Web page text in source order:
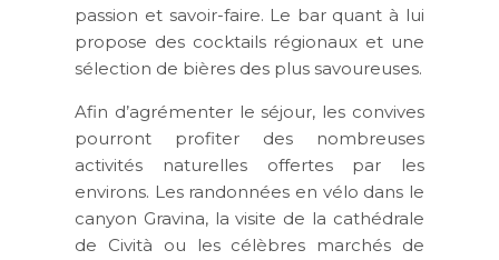
passion et savoir-faire. Le bar quant à lui
propose des cocktails régionaux et une
sélection de bières des plus savoureuses.
Afin d’agrémenter le séjour, les convives
pourront profiter des nombreuses
activités naturelles offertes par les
environs. Les randonnées en vélo dans le
canyon Gravina, la visite de la cathédrale
de Cività ou les célèbres marchés de